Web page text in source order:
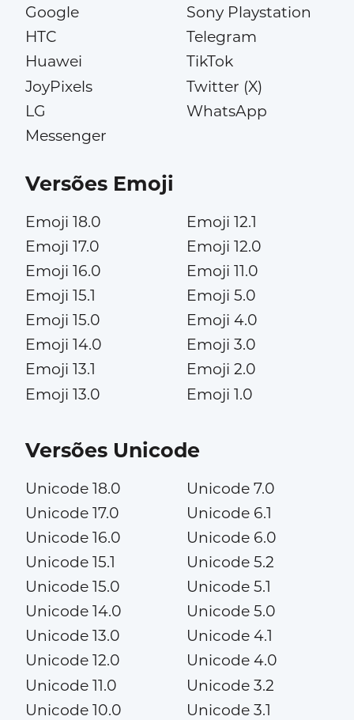
Google
HTC
Huawei
JoyPixels
LG
Messenger
Sony Playstation
Telegram
TikTok
Twitter (X)
WhatsApp
Versões Emoji
Emoji 18.0
Emoji 17.0
Emoji 16.0
Emoji 15.1
Emoji 15.0
Emoji 14.0
Emoji 13.1
Emoji 13.0
Emoji 12.1
Emoji 12.0
Emoji 11.0
Emoji 5.0
Emoji 4.0
Emoji 3.0
Emoji 2.0
Emoji 1.0
Versões Unicode
Unicode 18.0
Unicode 17.0
Unicode 16.0
Unicode 15.1
Unicode 15.0
Unicode 14.0
Unicode 13.0
Unicode 12.0
Unicode 11.0
Unicode 10.0
Unicode 7.0
Unicode 6.1
Unicode 6.0
Unicode 5.2
Unicode 5.1
Unicode 5.0
Unicode 4.1
Unicode 4.0
Unicode 3.2
Unicode 3.1